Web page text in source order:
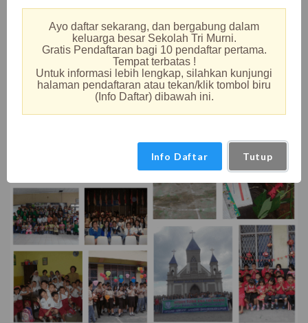
kegiatan belajar dan mengajar dengan baik. (Ruang
Laboratorium, Ruang Komputer, Lab. Bahasa, Lapangan
basket, Lapangan Futsal)
Ayo daftar sekarang, dan bergabung dalam
keluarga besar Sekolah Tri Murni.
Gratis Pendaftaran bagi 10 pendaftar pertama.
Tempat terbatas !
Untuk informasi lebih lengkap, silahkan kunjungi
halaman pendaftaran atau tekan/klik tombol biru
(Info Daftar) dibawah ini.
Info Daftar Tutup